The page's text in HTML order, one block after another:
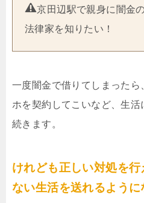
京田辺駅で親身に闇金
法律家を知りたい！
一度闇金で借りてしまった
ホを契約してこいなど、生活
続きます。
けれども正しい対処を
ない生活を送れるように